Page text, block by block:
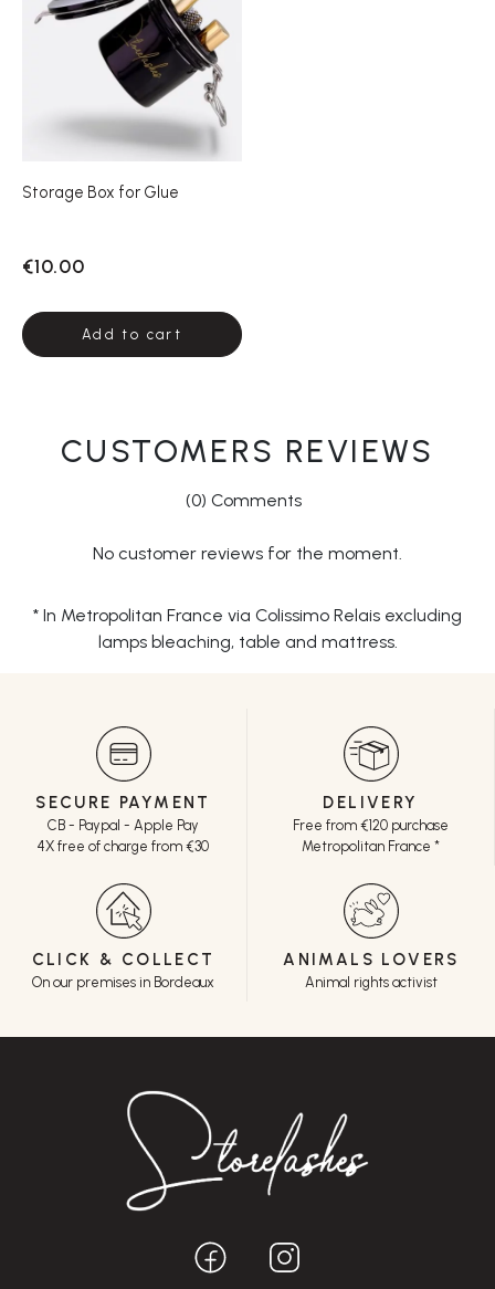
Storage Box for Glue
€10.00
Add to cart
CUSTOMERS REVIEWS
(0) Comments
No customer reviews for the moment.
* In Metropolitan France via Colissimo Relais excluding
lamps bleaching, table and mattress.
SECURE PAYMENT
CB - Paypal - Apple Pay
4X free of charge from €30
DELIVERY
Free from €120 purchase
Metropolitan France *
CLICK & COLLECT
On our premises in Bordeaux
ANIMALS LOVERS
Animal rights activist